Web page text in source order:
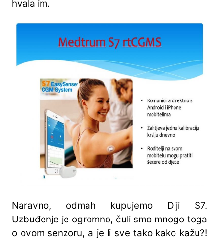
hvala im.
Naravno, odmah kupujemo Diji S7.
Uzbuđenje je ogromno, čuli smo mnogo toga
o ovom senzoru, a je li sve tako kako kažu?!